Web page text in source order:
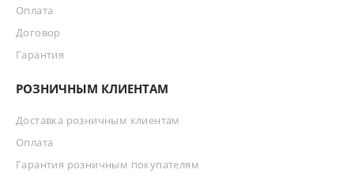
Оплата
Договор
Гарантия
РОЗНИЧНЫМ КЛИЕНТАМ
Доставка розничным клиентам
Оплата
Гарантия розничным покупателям